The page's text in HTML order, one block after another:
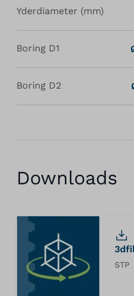
Yderdiameter (mm)
Boring D1
Boring D2
Downloads
STP